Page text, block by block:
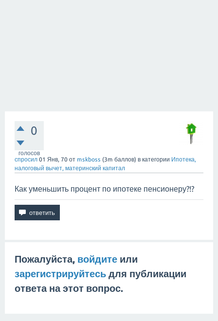
0
голосов
спросил 01 Янв, 70 от mskboss (3m баллов) в категории Ипотека,
налоговый вычет, материнский капитал
Как уменьшить процент по ипотеке пенсионеру?!?
Пожалуйста, войдите или
зарегистрируйтесь для публикации
ответа на этот вопрос.